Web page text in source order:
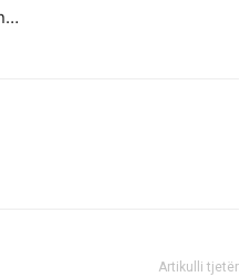
Artikulli tjetër